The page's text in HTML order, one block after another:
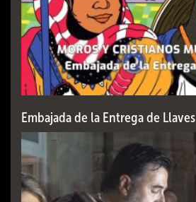
Embajada de la Entrega de Llaves